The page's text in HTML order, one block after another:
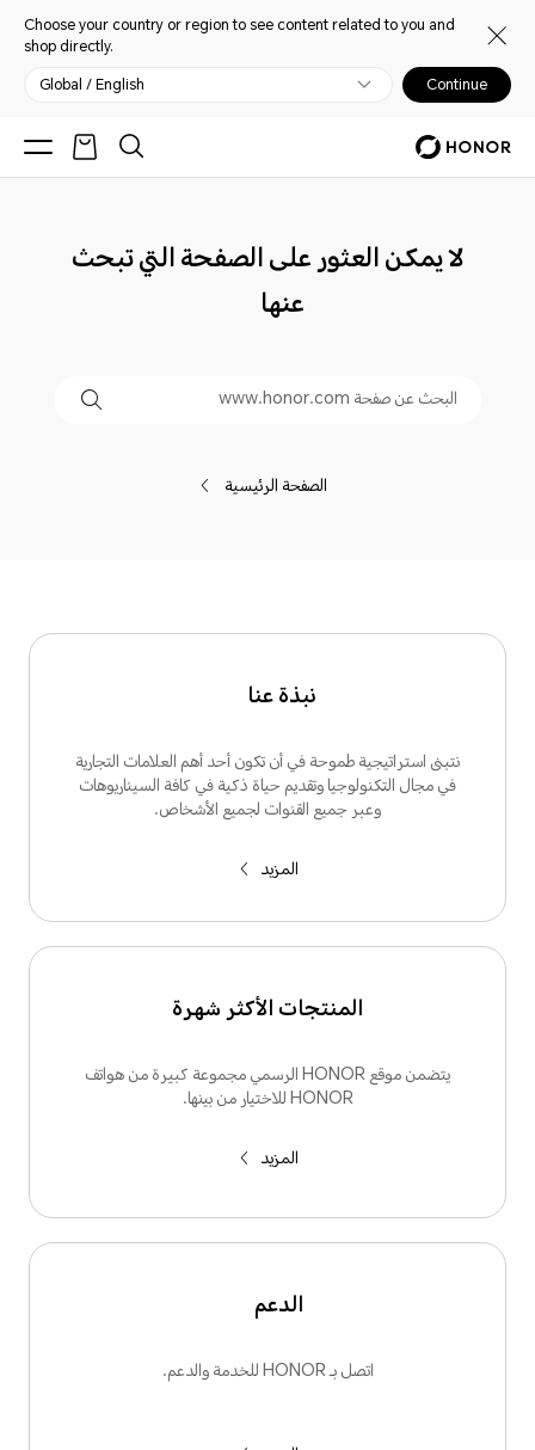
Choose your country or region to see content related to you and
shop directly.
Global / English Continue
لا يمكن العثور على الصفحة التي تبحث
عنها
الصفحة الرئيسية
نبذة عنا
نتبنى استراتيجية طموحة في أن تكون أحد أهم العلامات التجارية
في مجال التكنولوجيا وتقديم حياة ذكية في كافة السيناريوهات
وعبر جميع القنوات لجميع الأشخاص.
المزيد
المنتجات الأكثر شهرة
يتضمن موقع HONOR الرسمي مجموعة كبيرة من هواتف
HONOR للاختيار من بينها.
المزيد
الدعم
اتصل بـ HONOR للخدمة والدعم.